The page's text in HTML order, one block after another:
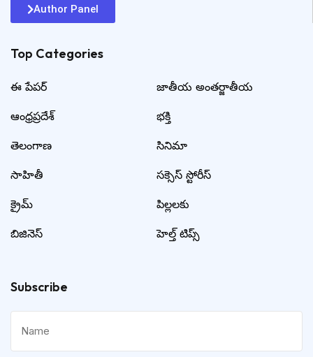
Author Panel
Top Categories​
ఈ పేపర్
ఆంధ్రప్రదేశ్
తెలంగాణ
సాహితీ
క్రైమ్
బిజినెస్
జాతీయ అంతర్జాతీయ
భక్తి
సినిమా
సక్సెస్ స్టోరీస్
పిల్లలకు
హెల్త్ టిప్స్
Subscribe